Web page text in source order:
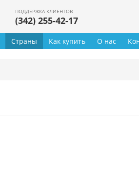
ПОДДЕРЖКА КЛИЕНТОВ
(342) 255-42-17
Страны Как купить О нас